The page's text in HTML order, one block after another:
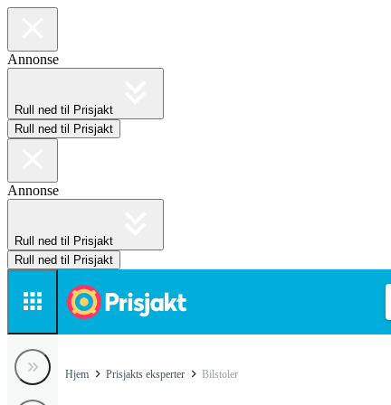
Annonse
Rull ned til Prisjakt
Rull ned til Prisjakt
Annonse
Rull ned til Prisjakt
Rull ned til Prisjakt
Hjem Prisjakts eksperter Bilstoler